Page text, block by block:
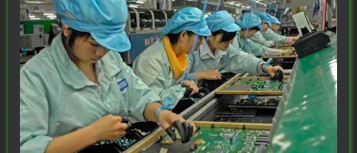
雅马
仿象牙
檀木黑
三角钢
琴
指乎
乐器
破壁机家用低
音破壁机
1.75L大容量
多功能豆浆料
理榨汁机新款
￥299
￥0.00
鹿头
蛇
贵州深山老林
农家野生纯天
然放养老桶蜂
蜜
￥168
￥0.00
陈家
客栈
此极AI时间宝
机器人小初高
学习管理神器
￥1.00
小打
小闹